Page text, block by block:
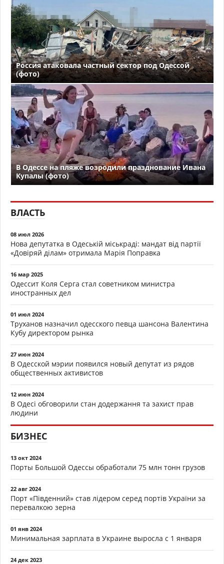
Россия атаковала частный сектор под Одессой
(фото)
В Одессе на пляже возродили празднование Ивана
Купалы (фото)
ВЛАСТЬ
08 июл 2026
Нова депутатка в Одеській міськраді: мандат від партії
«Довіряй ділам» отримала Марія Поправка
16 мар 2025
Одессит Коля Серга стал советником министра
иностранных дел
01 июл 2024
Труханов назначил одесского певца шансона Валентина
Кубу директором рынка
27 июн 2024
В Одесской мэрии появился новый депутат из рядов
общественных активистов
12 июн 2024
В Одесі обговорили стан додержання та захист прав
людини
БИЗНЕС
13 окт 2024
Порты Большой Одессы обработали 75 млн тонн грузов
22 авг 2024
Порт «Південний» став лідером серед портів України за
перевалкою зерна
01 янв 2024
Минимальная зарплата в Украине выросла с 1 января
24 дек 2023